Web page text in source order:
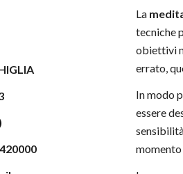
La
tecniche
obiettivi
errato,
In modo
essere